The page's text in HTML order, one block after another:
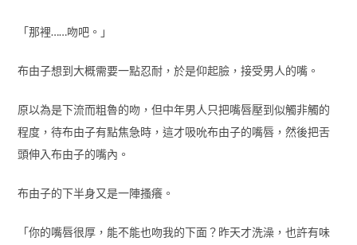
「那裡……吻吧。」
布由子想到大概需要一點忍耐，於是仰起臉，接受男人的嘴。
原以為是下流而粗魯的吻，但中年男人只把嘴唇壓到似觸非觸的
程度，待布由子有點焦急時，這才吸吮布由子的嘴唇，然後把舌
頭伸入布由子的嘴內。
布由子的下半身又是一陣搔癢。
「你的嘴唇很厚，能不能也吻我的下面？昨天才洗澡，也許有味